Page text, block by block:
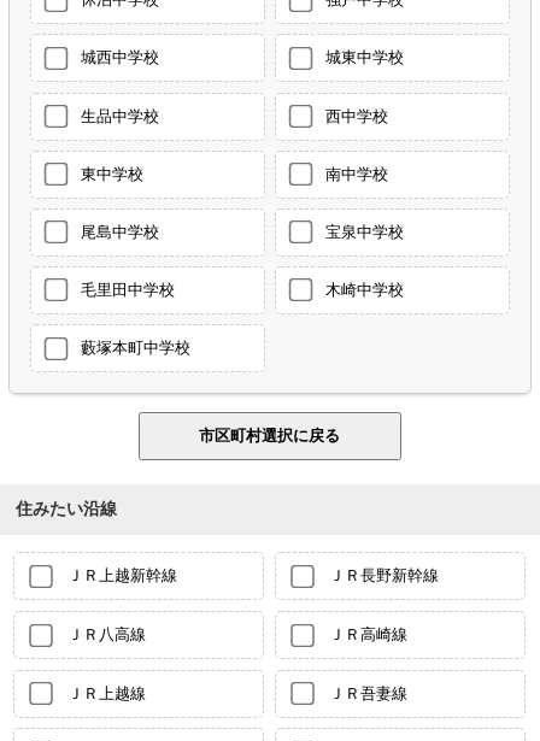
城西中学校 城東中学校
生品中学校 西中学校
東中学校 南中学校
尾島中学校 宝泉中学校
毛里田中学校 木崎中学校
藪塚本町中学校
住みたい沿線
ＪＲ上越新幹線 ＪＲ長野新幹線
ＪＲ八高線 ＪＲ高崎線
ＪＲ上越線 ＪＲ吾妻線